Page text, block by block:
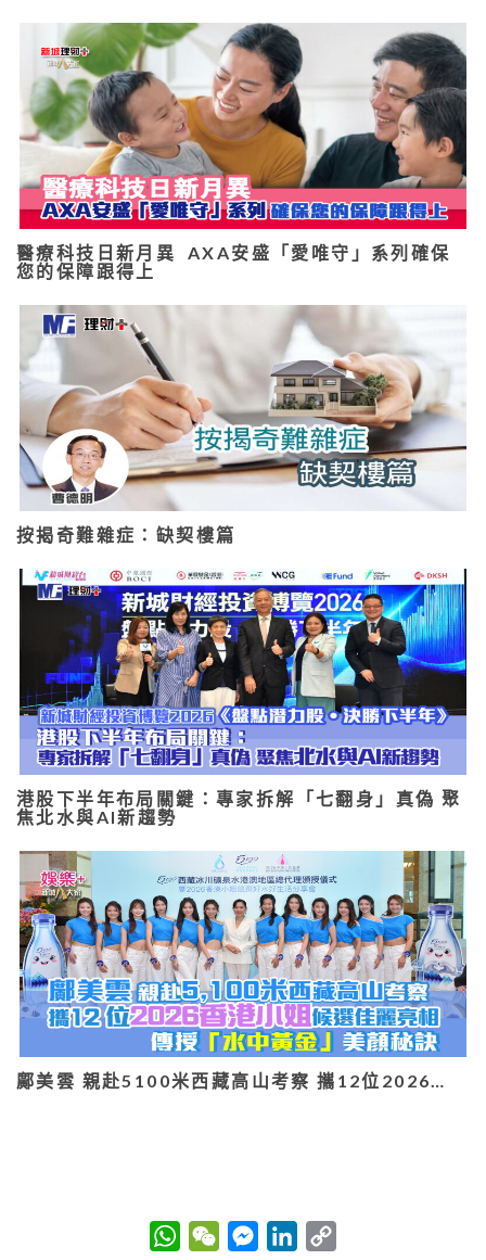
醫療科技日新月異 AXA安盛「愛唯守」系列確保
您的保障跟得上
按揭奇難雜症：缺契樓篇
港股下半年布局關鍵：專家拆解「七翻身」真偽 聚
焦北水與AI新趨勢
鄺美雲 親赴5100米西藏高山考察 攜12位2026…
W
h
W
e
M
e
L